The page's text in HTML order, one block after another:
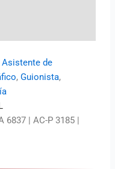
Asistente de
,Guionista,
6837 | AC-P 3185 |